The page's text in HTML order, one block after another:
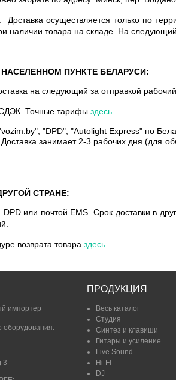
осуществляется только по
наличии товара на складе. На
ПУНКТЕ БЕЛАРУСИ:
на следующий за отправкой
Точные тарифы здесь.
"DPD", "Autolight Express" по
занимает 2-3 рабочих дня (для
СТРАНЕ:
или почтой EMS. Срок доставки в
возврата товара здесь
импортер
оборудования.
3
ПРОДУКЦИЯ
Весь каталог
Студия
Синтез и клавиши
Гитары и усиление
Live Sound
Hi-FI
DJ